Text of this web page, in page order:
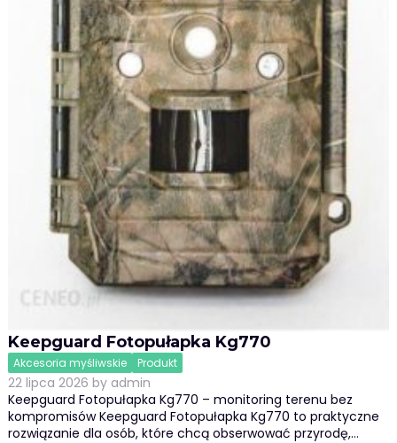
Keepguard Fotopułapka Kg770
Akcesoria myśliwskie Produkt
22 lipca 2026 by admin
Keepguard Fotopułapka Kg770 – monitoring terenu bez
kompromisów Keepguard Fotopułapka Kg770 to praktyczne
rozwiązanie dla osób, które chcą obserwować przyrodę,…